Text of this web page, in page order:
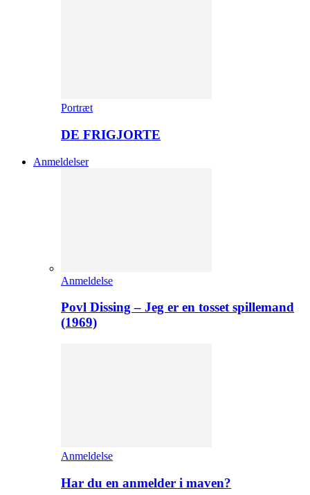
Portræt
DE FRIGJORTE
Anmeldelser
Anmeldelse
Povl Dissing – Jeg er en tosset spillemand
(1969)
Anmeldelse
Har du en anmelder i maven?